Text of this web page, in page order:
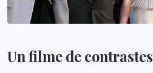
Un filme de contrastes